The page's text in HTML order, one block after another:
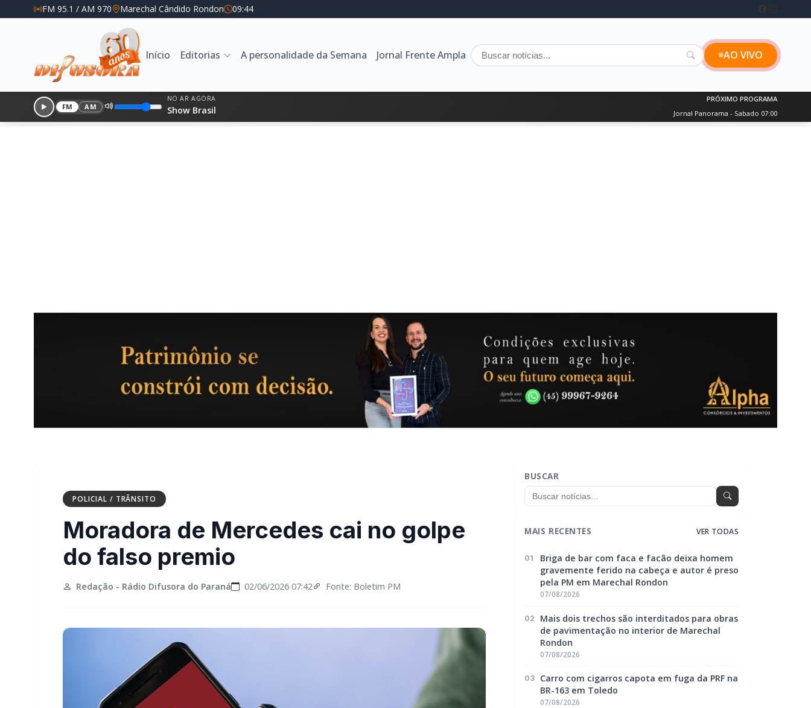
FM 95.1 / AM 970 Marechal Cândido Rondon 09:44
Início Editorias A personalidade da Semana Jornal Frente Ampla AO VIVO
FM AM
NO AR AGORA
Show Brasil
PRÓXIMO PROGRAMA
Jornal Panorama - Sabado 07:00
POLICIAL / TRÂNSITO
Moradora de Mercedes cai no golpe
do falso premio
Redação - Rádio Difusora do Paraná 02/06/2026 07:42 Fonte: Boletim PM
BUSCAR
MAIS RECENTES VER TODAS
01
Briga de bar com faca e facão deixa homem
gravemente ferido na cabeça e autor é preso
pela PM em Marechal Rondon
07/08/2026
02
Mais dois trechos são interditados para obras
de pavimentação no interior de Marechal
Rondon
07/08/2026
03
Carro com cigarros capota em fuga da PRF na
BR-163 em Toledo
07/08/2026